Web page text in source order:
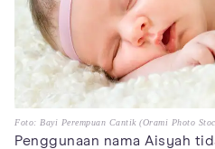
Foto: Bayi Perempuan Cantik (Orami Photo
Penggunaan nama Aisyah